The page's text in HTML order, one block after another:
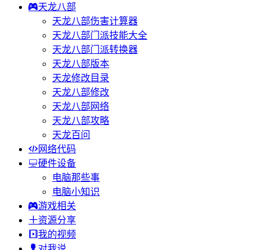
天龙八部
天龙八部伤害计算器
天龙八部门派技能大全
天龙八部门派转换器
天龙八部版本
天龙修改目录
天龙八部修改
天龙八部网络
天龙八部攻略
天龙百问
网络代码
硬件设备
电脑那些事
电脑小知识
游戏相关
资源分享
我的视频